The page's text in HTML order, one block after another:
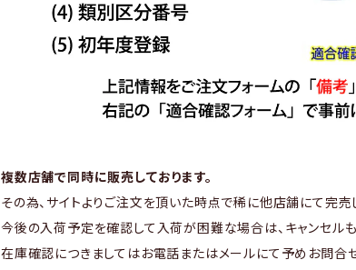
複数店舗で同時に販売しております。
その為、サイトよりご注文を頂いた時点で稀に他店舗にて完売
今後の入荷予定を確認して入荷が困難な場合は、キャンセルも
在庫確認につきましてはお電話またはメールにて予めお問合せ